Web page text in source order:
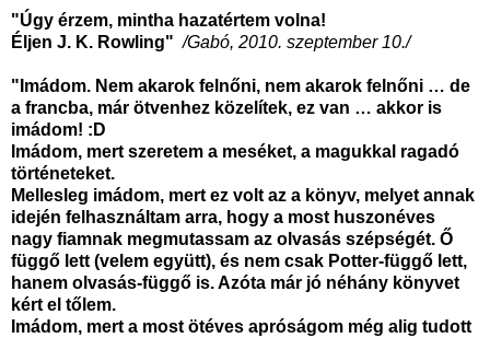
"Úgy érzem, mintha hazatértem volna!
Éljen J. K. Rowling"/Gabó, 2010. szeptember 10./
"Imádom. Nem akarok felnőni, nem akarok felnőni … de
a francba, már ötvenhez közelítek, ez van … akkor is
imádom! :D
Imádom, mert szeretem a meséket, a magukkal ragadó
történeteket.
Mellesleg imádom, mert ez volt az a könyv, melyet annak
idején felhasználtam arra, hogy a most huszonéves
nagy fiamnak megmutassam az olvasás szépségét. Ő
függő lett (velem együtt), és nem csak Potter-függő lett,
hanem olvasás-függő is. Azóta már jó néhány könyvet
kért el tőlem.
Imádom, mert a most ötéves apróságom még alig tudott